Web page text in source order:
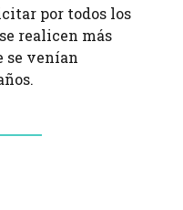
por todos los
realicen más
se venían